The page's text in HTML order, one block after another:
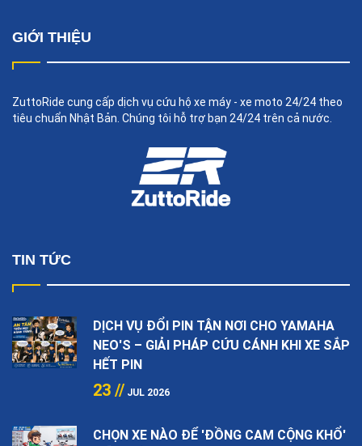
GIỚI THIỆU
ZuttoRide cung cấp dịch vụ cứu hộ xe máy - xe moto 24/24 theo
tiêu chuẩn Nhật Bản. Chúng tôi hỗ trợ bạn 24/24 trên cả nước.
TIN TỨC
DỊCH VỤ ĐỔI PIN TẬN NƠI CHO YAMAHA
NEO'S – GIẢI PHÁP CỨU CÁNH KHI XE SẮP
HẾT PIN
23 // JUL 2026
CHỌN XE NÀO ĐỂ 'ĐỒNG CAM CỘNG KHỔ'